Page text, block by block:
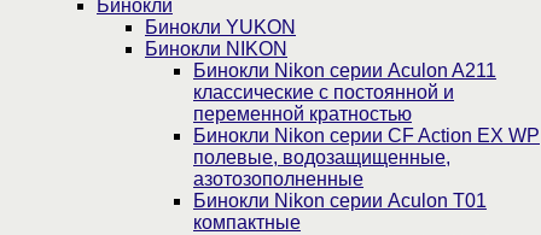
Бинокли
Бинокли YUKON
Бинокли NIKON
Бинокли Nikon серии Aculon A211
классические с постоянной и
переменной кратностью
Бинокли Nikon серии СF Action EX WP
полевые, водозащищенные,
азотозополненные
Бинокли Nikon серии Aculon T01
компактные